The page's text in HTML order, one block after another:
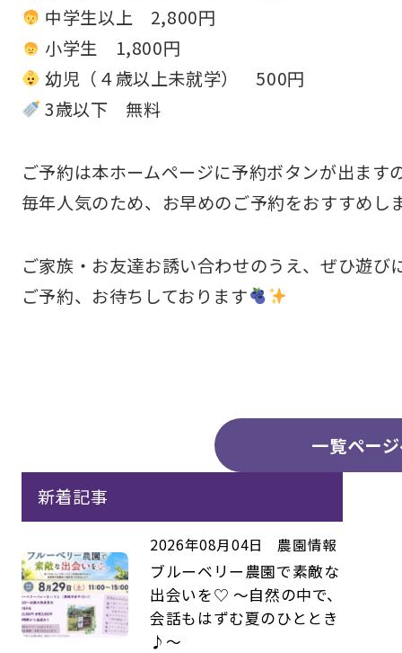
中学生以上 2,800円
小学生 1,800円
幼児（４歳以上未就学） 500円
3歳以下 無料
ご予約は本ホームページに予約ボタンが出ます
毎年人気のため、お早めのご予約をおすすめし
ご家族・お友達お誘い合わせのうえ、ぜひ遊び
ご予約、お待ちしております
一覧ペー
新着記事
2026年08月04日 農園情報
ブルーベリー農園で素敵な
出会いを♡ ～自然の中で、
会話もはずむ夏のひととき
♪～